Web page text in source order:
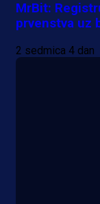
MrBit:
prvenstva uz
2 sedmica 4 dan